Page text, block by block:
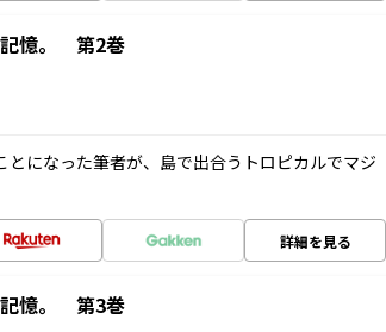
憶。 第2巻
になった筆者が、島で出合うトロピカルでマジ
詳細を見る
憶。 第3巻